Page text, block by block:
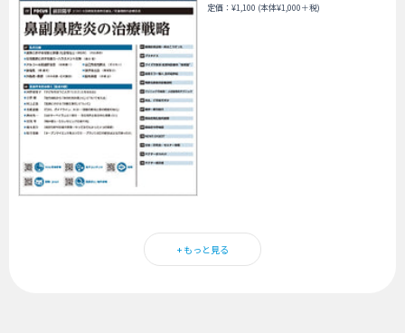
定価：¥1,100 (本体¥1,000＋税)
+ もっと見る